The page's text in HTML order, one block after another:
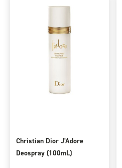
Christian Dior J'Adore
Deospray (100mL)